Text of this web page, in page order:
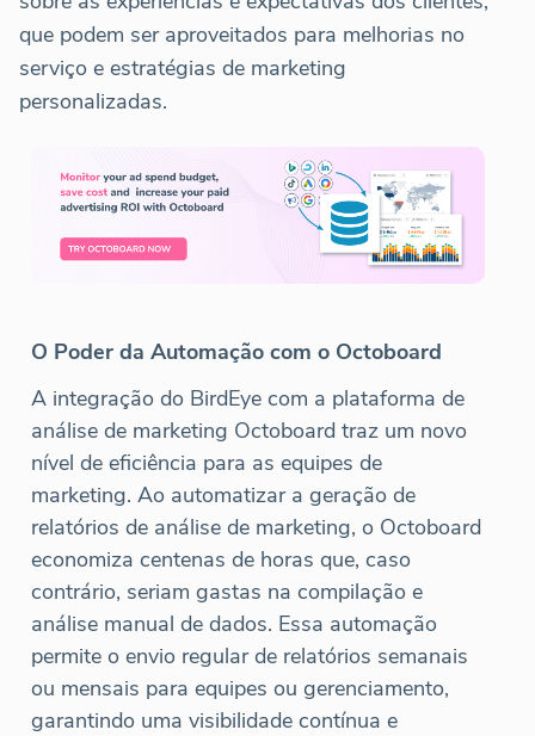
que podem ser aproveitados para melhorias no
serviço e estratégias de marketing
personalizadas.
O Poder da Automação com o Octoboard
A integração do BirdEye com a plataforma de
análise de marketing Octoboard traz um novo
nível de eficiência para as equipes de
marketing. Ao automatizar a geração de
relatórios de análise de marketing, o Octoboard
economiza centenas de horas que, caso
contrário, seriam gastas na compilação e
análise manual de dados. Essa automação
permite o envio regular de relatórios semanais
ou mensais para equipes ou gerenciamento,
garantindo uma visibilidade contínua e